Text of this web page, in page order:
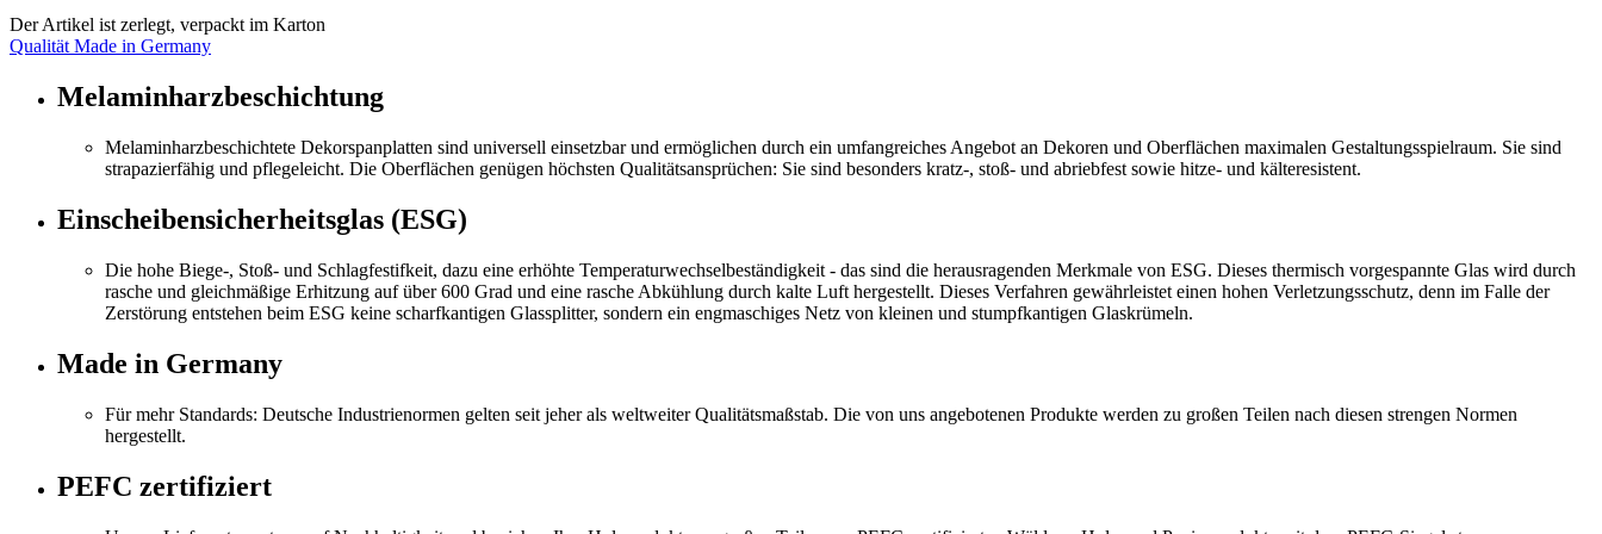
Der Artikel ist zerlegt, verpackt im Karton
Qualität Made in Germany
Melaminharzbeschichtung
Melaminharzbeschichtete Dekorspanplatten sind universell einsetzbar und ermöglichen durch ein umfangreiches Angebot an Dekoren und Oberflächen maximalen Gestaltungsspielraum. Sie sind
strapazierfähig und pflegeleicht. Die Oberflächen genügen höchsten Qualitätsansprüchen: Sie sind besonders kratz-, stoß- und abriebfest sowie hitze- und kälteresistent.
Einscheibensicherheitsglas (ESG)
Die hohe Biege-, Stoß- und Schlagfestifkeit, dazu eine erhöhte Temperaturwechselbeständigkeit - das sind die herausragenden Merkmale von ESG. Dieses thermisch vorgespannte Glas wird durch
rasche und gleichmäßige Erhitzung auf über 600 Grad und eine rasche Abkühlung durch kalte Luft hergestellt. Dieses Verfahren gewährleistet einen hohen Verletzungsschutz, denn im Falle der
Zerstörung entstehen beim ESG keine scharfkantigen Glassplitter, sondern ein engmaschiges Netz von kleinen und stumpfkantigen Glaskrümeln.
Made in Germany
Für mehr Standards: Deutsche Industrienormen gelten seit jeher als weltweiter Qualitätsmaßstab. Die von uns angebotenen Produkte werden zu großen Teilen nach diesen strengen Normen
hergestellt.
PEFC zertifiziert